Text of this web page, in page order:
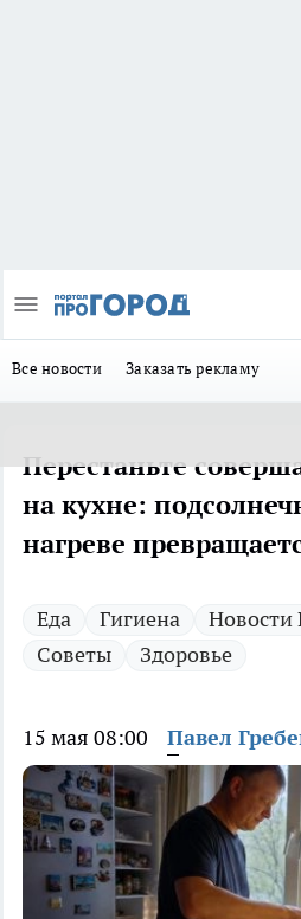
Все новости Заказать рекламу
Перестаньте
на кухне:
нагреве
Еда Гигиена Новости
Советы
Здоровье
15 мая 08:00 Павел